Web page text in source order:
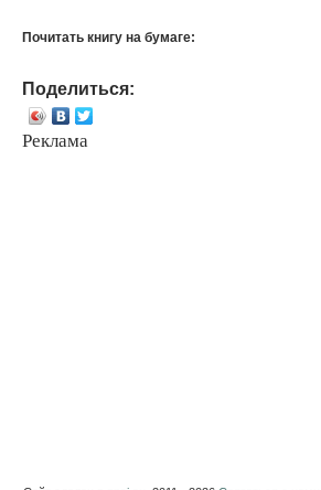
Почитать книгу на бумаге:
Поделиться:
Реклама